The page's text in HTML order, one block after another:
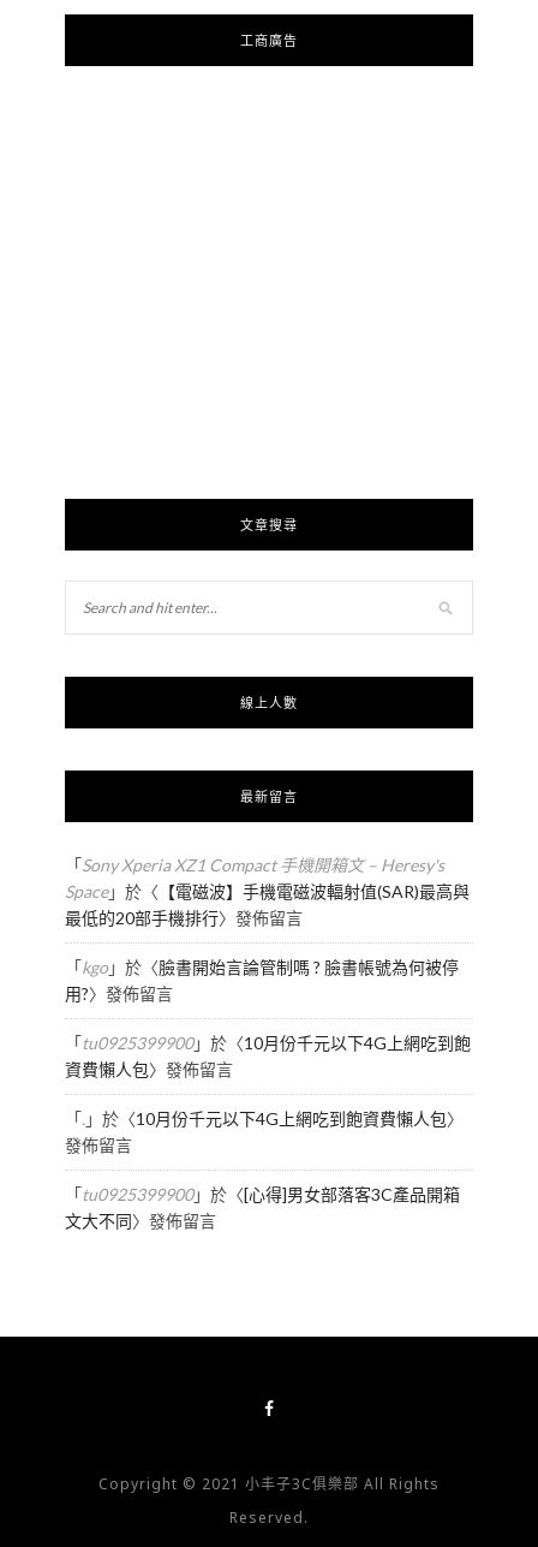
工商廣告
文章搜尋
線上人數
最新留言
「Sony Xperia XZ1 Compact 手機開箱文 – Heresy's
Space」於〈 【電磁波】手機電磁波輻射值(SAR)最高與
最低的20部手機排行〉發佈留言
「kgo」於〈臉書開始言論管制嗎 ? 臉書帳號為何被停
用?〉發佈留言
「tu0925399900」於〈10月份千元以下4G上網吃到飽
資費懶人包〉發佈留言
「.」於〈10月份千元以下4G上網吃到飽資費懶人包〉
發佈留言
「tu0925399900」於〈[心得]男女部落客3C產品開箱
文大不同〉發佈留言
Copyright © 2021 小丰子3C俱樂部 All Rights
Reserved.